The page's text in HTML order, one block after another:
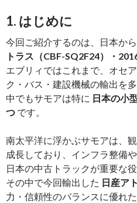
ま
し
た
1. はじめに
今回ご紹介するのは、日本から
トラス（CBF-SQ2F24）・
エブリィではこれまで、オセ
ク・バス・建設機械の輸出を
中でもサモアは特に 日本の小
つ です。
南太平洋に浮かぶサモアは、
成長しており、インフラ整備
日本の中古トラックが重要な
その中で今回輸出した 日産ア
力・信頼性のバランスに優れ